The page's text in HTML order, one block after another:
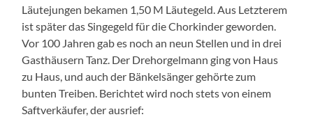
Läutejungen bekamen 1,50 M Läutegeld. Aus Letzterem
ist später das Singegeld für die Chorkinder geworden.
Vor 100 Jahren gab es noch an neun Stellen und in drei
Gasthäusern Tanz. Der Drehorgelmann ging von Haus
zu Haus, und auch der Bänkelsänger gehörte zum
bunten Treiben. Berichtet wird noch stets von einem
Saftverkäufer, der ausrief: